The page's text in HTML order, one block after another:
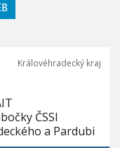
Královéhradecký kraj
ČSSI
a Pardubi